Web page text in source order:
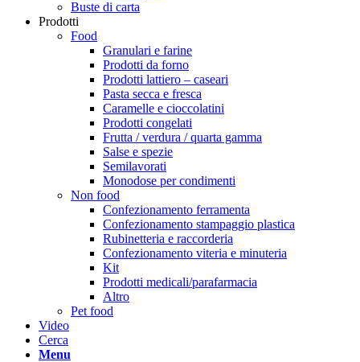
Buste di carta
Prodotti
Food
Granulari e farine
Prodotti da forno
Prodotti lattiero – caseari
Pasta secca e fresca
Caramelle e cioccolatini
Prodotti congelati
Frutta / verdura / quarta gamma
Salse e spezie
Semilavorati
Monodose per condimenti
Non food
Confezionamento ferramenta
Confezionamento stampaggio plastica
Rubinetteria e raccorderia
Confezionamento viteria e minuteria
Kit
Prodotti medicali/parafarmacia
Altro
Pet food
Video
Cerca
Menu